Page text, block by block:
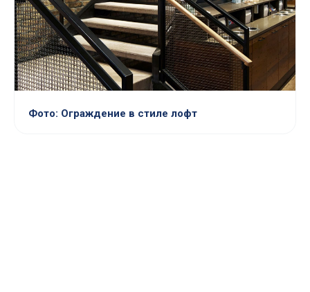
Фото: Ограждение в стиле лофт